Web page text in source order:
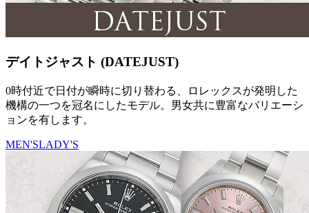
デイトジャスト (DATEJUST)
0時付近で日付が瞬時に切り替わる、ロレックスが発明した
機構の一つを冠名にしたモデル。男女共に豊富なバリエーシ
ョンを有します。
MEN'SLADY'S